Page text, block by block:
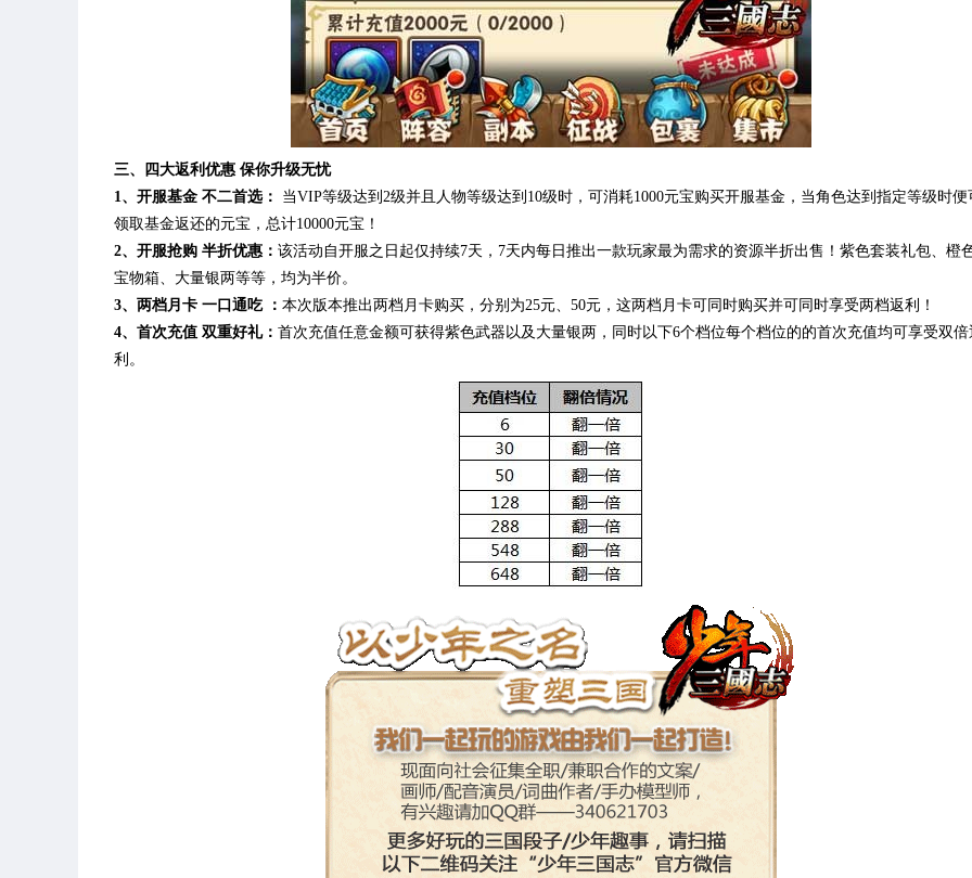
三、四大返利优惠 保你升级无忧
1、 开服基金 不二首选：
当VIP等级达到2级并且人物等级达到10级时，可消耗1000元宝购买开服基金，当角色达到指定等级时便
领取基金返还的元宝，总计10000元宝！
2、 开服抢购 半折优惠 ： 该活动自开服之日起仅持续7天，7天内每日推出一款玩家最为需求的资源半折出售！紫色套装礼包、橙
宝物箱、大量银两等等，均为半价。
3、两档月卡 一口通吃： 本次版本推出两档月卡购买，分别为25元、50元，这两档月卡可同时购买并可同时享受两档返利！
4、首次充值 双重好礼： 首次充值任意金额可获得紫色武器以及大量银两，同时以下6个档位每个档位的的首次充值均可享受双倍
利。